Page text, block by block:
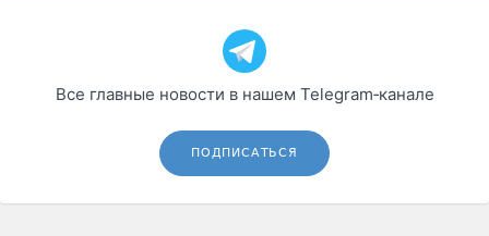
Все главные новости в нашем Telegram‑канале
ПОДПИСАТЬСЯ